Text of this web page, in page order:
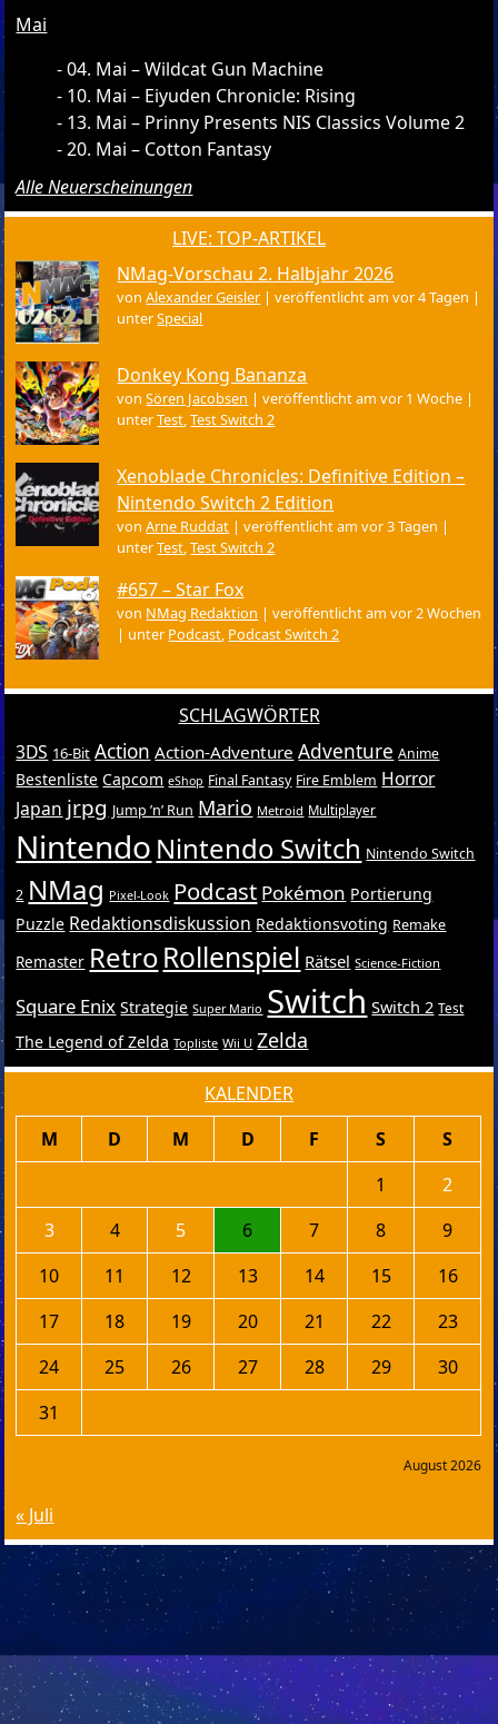
Mai
04. Mai – Wildcat Gun Machine
10. Mai – Eiyuden Chronicle: Rising
13. Mai – Prinny Presents NIS Classics Volume 2
20. Mai – Cotton Fantasy
Alle Neuerscheinungen
LIVE: TOP-ARTIKEL
NMag-Vorschau 2. Halbjahr 2026
vonAlexander Geisler |veröffentlicht am vor 4 Tagen |
unterSpecial
Donkey Kong Bananza
vonSören Jacobsen |veröffentlicht am vor 1 Woche |
unterTest,Test Switch 2
Xenoblade Chronicles: Definitive Edition –
Nintendo Switch 2 Edition
vonArne Ruddat |veröffentlicht am vor 3 Tagen |
unterTest,Test Switch 2
#657 – Star Fox
von NMag Redaktion |veröffentlicht am vor 2 Wochen
| unter Podcast, Podcast Switch 2
SCHLAGWÖRTER
3DS 16-Bit Action Action-Adventure Adventure Anime
Bestenliste Capcom eShop Final Fantasy Fire Emblem Horror
Japan jrpg Jump ’n’ Run Mario Metroid Multiplayer
Nintendo Nintendo Switch Nintendo Switch
2 NMag Pixel-Look Podcast Pokémon Portierung
Puzzle Redaktionsdiskussion Redaktionsvoting Remake
Remaster RetroRollenspiel Rätsel Science-Fiction
Square Enix Strategie Super Mario Switch Switch 2 Test
The Legend of Zelda Topliste Wii U Zelda
KALENDER
August 2026
M D M D F S
S
1
2
3
4 5 6 7 8
9
10
11 12 13 14 15
16
17
18 19 20 21 22
23
24
25 26 27 28 29
30
31
« Juli